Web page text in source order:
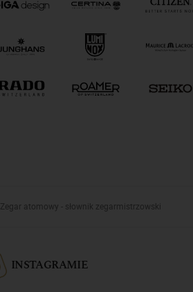
Zegar atomowy - słownik zegarmistrzowski
INSTAGRAMIE